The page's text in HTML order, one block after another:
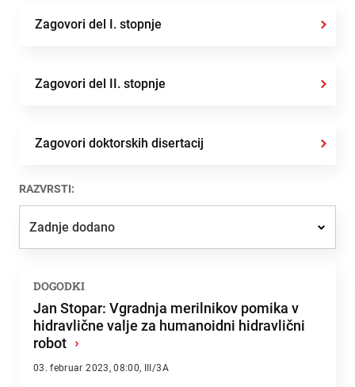
Zagovori del I. stopnje
Zagovori del II. stopnje
Zagovori doktorskih disertacij
RAZVRSTI:
Zadnje dodano
Najbolj brano
DOGODKI
Jan Stopar: Vgradnja merilnikov pomika v
hidravlične valje za humanoidni hidravlični
robot ›
03. februar 2023, 08:00, III/3A